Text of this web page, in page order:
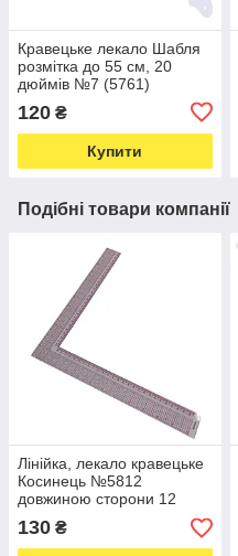
Кравецьке лекало Шабля
розмітка до 55 см, 20
дюймів №7 (5761)
120 ₴
Купити
Подібні товари компанії
Лінійка, лекало кравецьке
Косинець №5812
довжиною сторони 12
дюймів (30 см) (7397)
130 ₴